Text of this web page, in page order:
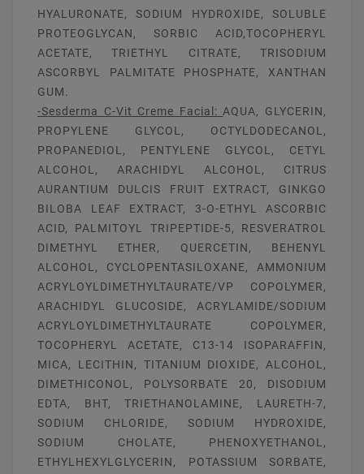
HYALURONATE, SODIUM HYDROXIDE, SOLUBLE
PROTEOGLYCAN, SORBIC ACID,TOCOPHERYL
ACETATE, TRIETHYL CITRATE, TRISODIUM
ASCORBYL PALMITATE PHOSPHATE, XANTHAN
GUM.
-Sesderma C-Vit Creme Facial: AQUA, GLYCERIN,
PROPYLENE GLYCOL, OCTYLDODECANOL,
PROPANEDIOL, PENTYLENE GLYCOL, CETYL
ALCOHOL, ARACHIDYL ALCOHOL, CITRUS
AURANTIUM DULCIS FRUIT EXTRACT, GINKGO
BILOBA LEAF EXTRACT, 3-O-ETHYL ASCORBIC
ACID, PALMITOYL TRIPEPTIDE-5, RESVERATROL
DIMETHYL ETHER, QUERCETIN, BEHENYL
ALCOHOL, CYCLOPENTASILOXANE, AMMONIUM
ACRYLOYLDIMETHYLTAURATE/VP COPOLYMER,
ARACHIDYL GLUCOSIDE, ACRYLAMIDE/SODIUM
ACRYLOYLDIMETHYLTAURATE COPOLYMER,
TOCOPHERYL ACETATE, C13-14 ISOPARAFFIN,
MICA, LECITHIN, TITANIUM DIOXIDE, ALCOHOL,
DIMETHICONOL, POLYSORBATE 20, DISODIUM
EDTA, BHT, TRIETHANOLAMINE, LAURETH-7,
SODIUM CHLORIDE, SODIUM HYDROXIDE,
SODIUM CHOLATE, PHENOXYETHANOL,
ETHYLHEXYLGLYCERIN, POTASSIUM SORBATE,